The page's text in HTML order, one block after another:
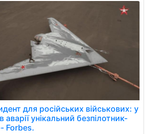
для російських військових: у
аварії унікальний безпілотник-
Forbes.